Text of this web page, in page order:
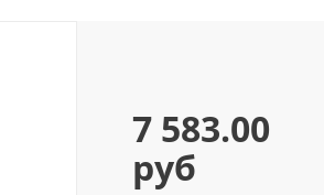
7 583.00
руб